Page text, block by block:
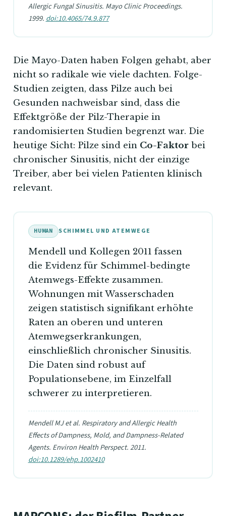
Allergic Fungal Sinusitis. Mayo Clinic Proceedings.
1999. doi:10.4065/74.9.877
Die Mayo-Daten haben Folgen gehabt, aber
nicht so radikale wie viele dachten. Folge-
Studien zeigten, dass Pilze auch bei
Gesunden nachweisbar sind, dass die
Effektgröße der Pilz-Therapie in
randomisierten Studien begrenzt war. Die
heutige Sicht: Pilze sind ein Co-Faktor bei
chronischer Sinusitis, nicht der einzige
Treiber, aber bei vielen Patienten klinisch
relevant.
HUMAN SCHIMMEL UND ATEMWEGE
Mendell und Kollegen 2011 fassen
die Evidenz für Schimmel-bedingte
Atemwegs-Effekte zusammen.
Wohnungen mit Wasserschaden
zeigen statistisch signifikant erhöhte
Raten an oberen und unteren
Atemwegserkrankungen,
einschließlich chronischer Sinusitis.
Die Daten sind robust auf
Populationsebene, im Einzelfall
schwerer zu interpretieren.
Mendell MJ et al. Respiratory and Allergic Health
Effects of Dampness, Mold, and Dampness-Related
Agents. Environ Health Perspect. 2011.
doi:10.1289/ehp.1002410